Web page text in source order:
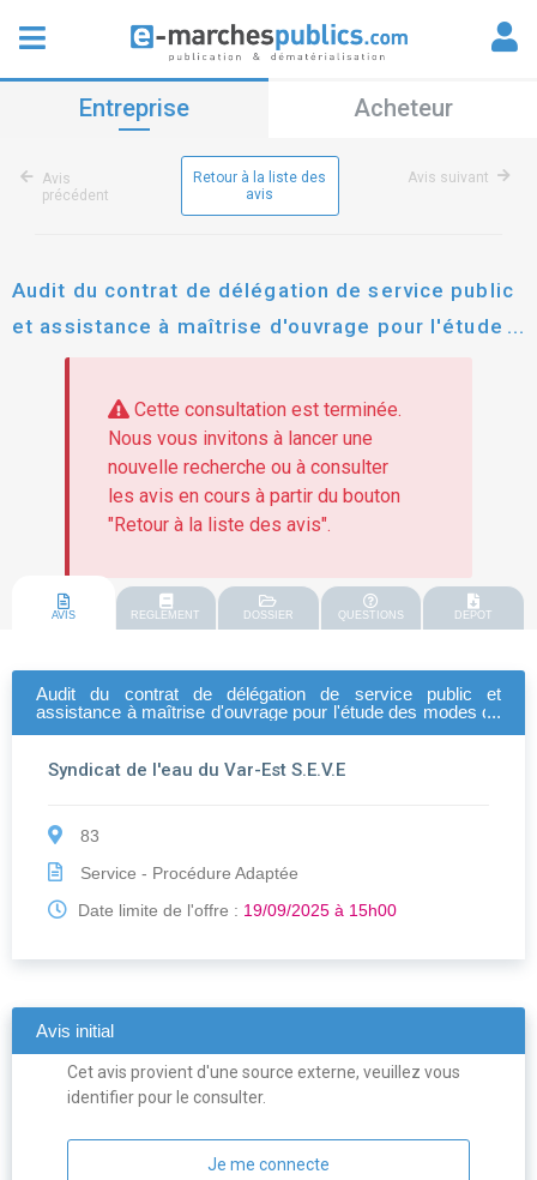
Entreprise Acheteur
Avis
précédent
Retour à la liste des
avis
Avis suivant
Audit du contrat de délégation de service public
et assistance à maîtrise d'ouvrage pour l'étude
des modes de gestion des ouvrages d'eau
potable et pour la mise en oeuvre de la gestion
Cette consultation est terminée.
Nous vous invitons à lancer une
nouvelle recherche ou à consulter
les avis en cours à partir du bouton
"Retour à la liste des avis".
AVIS REGLEMENT DOSSIER QUESTIONS DEPOT
Audit du contrat de délégation de service public et
assistance à maîtrise d'ouvrage pour l'étude des modes de
Syndicat de l'eau du Var-Est S.E.V.E
83
Service - Procédure Adaptée
Date limite de l'offre : 19/09/2025 à 15h00
Avis initial
Cet avis provient d'une source externe, veuillez vous
identifier pour le consulter.
Je me connecte